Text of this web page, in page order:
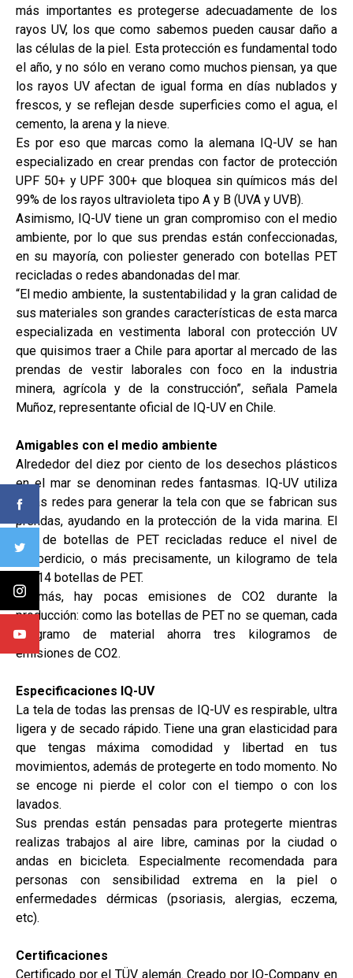
más importantes es protegerse adecuadamente de los
rayos UV, los que como sabemos pueden causar daño a
las células de la piel. Esta protección es fundamental todo
el año, y no sólo en verano como muchos piensan, ya que
los rayos UV afectan de igual forma en días nublados y
frescos, y se reflejan desde superficies como el agua, el
cemento, la arena y la nieve.
Es por eso que marcas como la alemana IQ-UV se han
especializado en crear prendas con factor de protección
UPF 50+ y UPF 300+ que bloquea sin químicos más del
99% de los rayos ultravioleta tipo A y B (UVA y UVB).
Asimismo, IQ-UV tiene un gran compromiso con el medio
ambiente, por lo que sus prendas están confeccionadas,
en su mayoría, con poliester generado con botellas PET
recicladas o redes abandonadas del mar.
“El medio ambiente, la sustentabilidad y la gran calidad de
sus materiales son grandes características de esta marca
especializada en vestimenta laboral con protección UV
que quisimos traer a Chile para aportar al mercado de las
prendas de vestir laborales con foco en la industria
minera, agrícola y de la construcción”, señala Pamela
Muñoz, representante oficial de IQ-UV en Chile.
Amigables con el medio ambiente
Alrededor del diez por ciento de los desechos plásticos
en el mar se denominan redes fantasmas. IQ-UV utiliza
estas redes para generar la tela con que se fabrican sus
prendas, ayudando en la protección de la vida marina. El
uso de botellas de PET recicladas reduce el nivel de
desperdicio, o más precisamente, un kilogramo de tela
por 14 botellas de PET.
Además, hay pocas emisiones de CO2 durante la
producción: como las botellas de PET no se queman, cada
kilogramo de material ahorra tres kilogramos de
emisiones de CO2.
Especificaciones IQ-UV
La tela de todas las prensas de IQ-UV es respirable, ultra
ligera y de secado rápido. Tiene una gran elasticidad para
que tengas máxima comodidad y libertad en tus
movimientos, además de protegerte en todo momento. No
se encoge ni pierde el color con el tiempo o con los
lavados.
Sus prendas están pensadas para protegerte mientras
realizas trabajos al aire libre, caminas por la ciudad o
andas en bicicleta. Especialmente recomendada para
personas con sensibilidad extrema en la piel o
enfermedades dérmicas (psoriasis, alergias, eczema,
etc).
Certificaciones
Certificado por el TÜV alemán. Creado por IQ-Company en